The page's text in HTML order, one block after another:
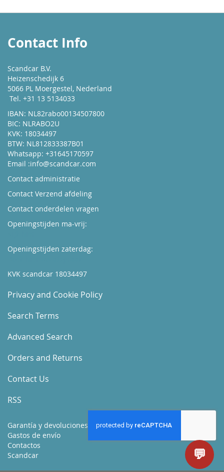
Contact Info
Scandcar B.V.
Heizenschedijk 6
5066 PL Moergestel, Nederland
Tel. +31 13 5134033
IBAN: NL82rabo00134507800
BIC: NLRABO2U
KVK: 18034497
BTW: NL812833387B01
Whatsapp: +31645170597
Email :info@scandcar.com
Contact administratie
Contact Verzend afdeling
Contact onderdelen vragen
Openingstijden ma-vrij:
Openingstijden zaterdag:
KVK scandcar 18034497
Privacy and Cookie Policy
Search Terms
Advanced Search
Orders and Returns
Contact Us
RSS
Garantía y devoluciones
Gastos de envío
Contactos
Scandcar
💬